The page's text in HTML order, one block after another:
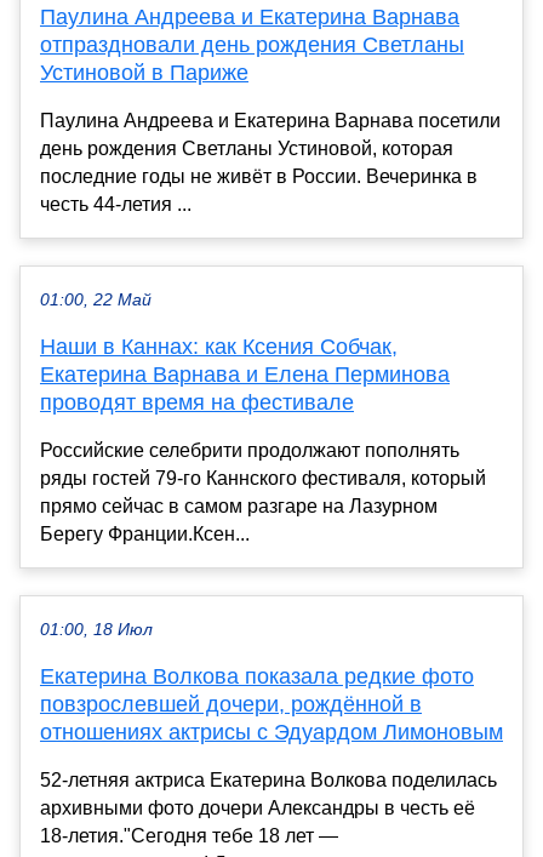
Паулина Андреева и Екатерина Варнава
отпраздновали день рождения Светланы
Устиновой в Париже
Паулина Андреева и Екатерина Варнава посетили
день рождения Светланы Устиновой, которая
последние годы не живёт в России. Вечеринка в
честь 44-летия ...
01:00, 22 Май
Наши в Каннах: как Ксения Собчак,
Екатерина Варнава и Елена Перминова
проводят время на фестивале
Российские селебрити продолжают пополнять
ряды гостей 79-го Каннского фестиваля, который
прямо сейчас в самом разгаре на Лазурном
Берегу Франции.Ксен...
01:00, 18 Июл
Екатерина Волкова показала редкие фото
повзрослевшей дочери, рождённой в
отношениях актрисы с Эдуардом Лимоновым
52-летняя актриса Екатерина Волкова поделилась
архивными фото дочери Александры в честь её
18-летия."Сегодня тебе 18 лет —